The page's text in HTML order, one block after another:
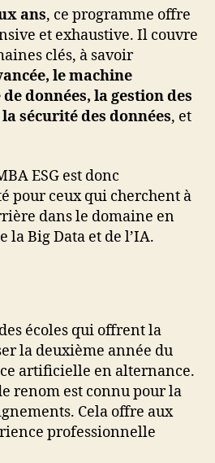
ans, ce programme offre
et exhaustive. Il couvre
clés, à savoir
le machine
données, la gestion des
sécurité des données, et
ESG est donc
pour ceux qui cherchent à
dans le domaine en
la Big Data et de l’IA.
écoles qui offrent la
la deuxième année du
artificielle en alternance.
renom est connu pour la
Cela offre aux
professionnelle